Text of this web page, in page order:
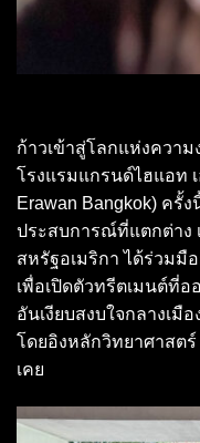
ก้าวเข้าสู่โลกแห่งควา
โรงแรมแกรนด์ไฮแอท
Erawan Bangkok) ครั้
ประสบการณ์ที่แตกต่าง
สหรัฐอเมริกา ได้ร่วมมื
เพื่อเปิดตัวทรีตเมนต์ที่
อันเงียบสงบใจกลางเมื
โดยอิงหลักวิทยาศาสต
เคย